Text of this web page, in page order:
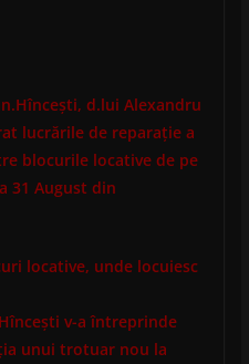
d.lui Alexandru
lucrările de reparație a
blocurile locative de pe
31 August din
locative, unde locuiesc
v-a întreprinde
unui trotuar nou la